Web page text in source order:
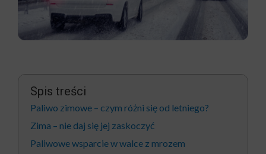
Spis treści
Paliwo zimowe – czym różni się od letniego?
Zima – nie daj się jej zaskoczyć
Paliwowe wsparcie w walce z mrozem